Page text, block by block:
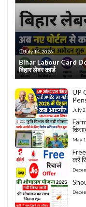
July 14, 2026
Bihar Labour Card
बिहार लेबर कार्ड
UP
July
May
करें